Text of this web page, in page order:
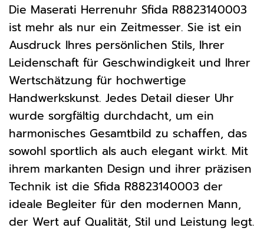
Die Maserati Herrenuhr Sfida R8823140003
ist mehr als nur ein Zeitmesser. Sie ist ein
Ausdruck Ihres persönlichen Stils, Ihrer
Leidenschaft für Geschwindigkeit und Ihrer
Wertschätzung für hochwertige
Handwerkskunst. Jedes Detail dieser Uhr
wurde sorgfältig durchdacht, um ein
harmonisches Gesamtbild zu schaffen, das
sowohl sportlich als auch elegant wirkt. Mit
ihrem markanten Design und ihrer präzisen
Technik ist die Sfida R8823140003 der
ideale Begleiter für den modernen Mann,
der Wert auf Qualität, Stil und Leistung legt.